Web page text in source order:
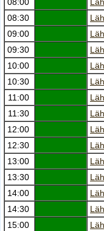
08:30
09:00
09:30
10:00
10:30
11:00
11:30
12:00
12:30
13:00
13:30
14:00
14:30
15:00